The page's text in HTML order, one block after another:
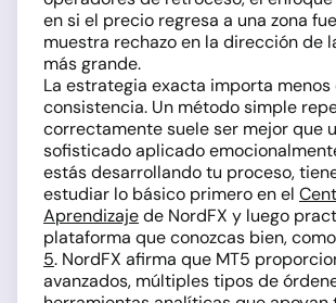
en si el precio regresa a una zona
muestra rechazo en la dirección de
más grande.
La estrategia exacta importa menos
consistencia. Un método simple
correctamente suele ser mejor que
sofisticado aplicado
estás desarrollando tu proceso,
estudiar lo básico primero en el
Aprendizajede NordFX y luego
plataforma que conozcas bien, como
5. NordFX afirma que MT5
avanzados, múltiples tipos de